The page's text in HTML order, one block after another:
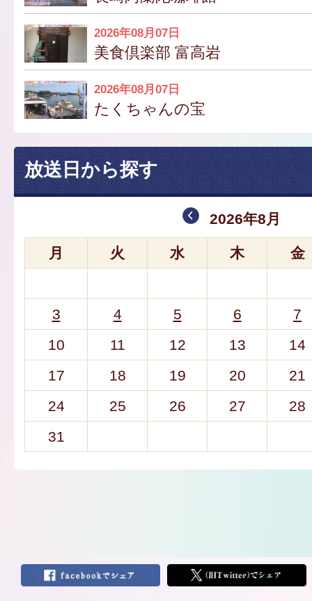
2026年08月07日
美食倶楽部 富高岩
2026年08月07日
たくちゃんの宝
放送日から探す
2026年8月
月 火 水 木 金
3 4 5 6
7
10
11 12 13
14
17
18 19 20
21
24
25 26 27
28
31